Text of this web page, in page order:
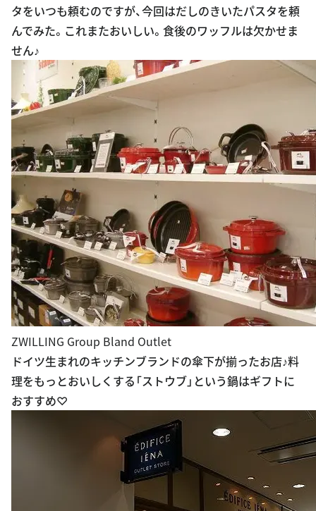
タをいつも頼むのですが、今回はだしのきいたパスタを頼
んでみた。これまたおいしい。食後のワッフルは欠かせま
せん♪
ZWILLING Group Bland Outlet
ドイツ生まれのキッチンブランドの傘下が揃ったお店♪料
理をもっとおいしくする「ストウブ」という鍋はギフトに
おすすめ♡